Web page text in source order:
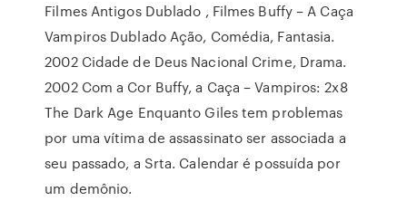
Filmes Antigos Dublado , Filmes Buffy – A Caça
Vampiros Dublado Ação, Comédia, Fantasia.
2002 Cidade de Deus Nacional Crime, Drama.
2002 Com a Cor Buffy, a Caça – Vampiros: 2x8
The Dark Age Enquanto Giles tem problemas
por uma vítima de assassinato ser associada a
seu passado, a Srta. Calendar é possuída por
um demônio.